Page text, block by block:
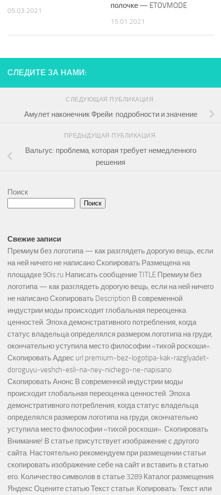
05.03.2021
полочке — ETOVMODE
15.01.2021
СЛЕДИТЕ ЗА НАМИ:
СЛЕДУЮЩАЯ ПУБЛИКАЦИЯ
Амулет наконечник Фрейи: подробности и значение
ПРЕДЫДУЩАЯ ПУБЛИКАЦИЯ
Вальгус: проблема, которая требует немедленного
решения
Поиск
Поиск
Свежие записи
Премиум без логотипа — как разглядеть дорогую вещь, если
на ней ничего не написано Скопировать Размещена на
площадке 90is.ru Написать сообщение TITLE Премиум без
логотипа — как разглядеть дорогую вещь, если на ней ничего
не написано Скопировать Description В современной
индустрии моды происходит глобальная переоценка
ценностей. Эпоха демонстративного потребления, когда
статус владельца определялся размером логотипа на груди,
окончательно уступила место философии «тихой роскоши».
Скопировать Адрес url premium-bez-logotipa-kak-razglyadet-
doroguyu-veshch-esli-na-ney-nichego-ne-napisano
Скопировать Анонс В современной индустрии моды
происходит глобальная переоценка ценностей. Эпоха
демонстративного потребления, когда статус владельца
определялся размером логотипа на груди, окончательно
уступила место философии «тихой роскоши». Скопировать
Внимание! В статье присутствует изображение с другого
сайта. Настоятельно рекомендуем при размещении статьи
скопировать изображение себе на сайт и вставить в статью
его. Количество символов в статье 3289 Каталог размещения
Яндекс Оцените статью Текст статьи: Копировать: Текст или